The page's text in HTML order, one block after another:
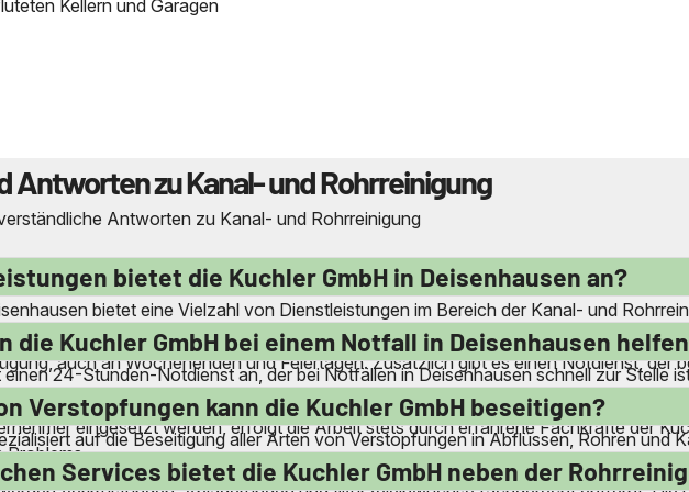
Kellern und Garagen
Antworten zu Kanal- und Rohrreinigung
Antworten zu Kanal- und Rohrreinigung
bietet die Kuchler GmbH in Deisenhausen an?
bietet eine Vielzahl von Dienstleistungen im Bereich der Kanal- und
Abflussleitungen und Druckrohrleitungen. Außerdem bieten sie eine
auch an Wochenenden und Feiertagen. Zusätzlich gibt es einen Notdienst, der
die Kuchler GmbH bei einem Notfall in Deisenhausen
einen 24-Stunden-Notdienst an, der bei Notfällen in Deisenhausen schnell zur Stelle
reagieren. Die qualifizierten Mitarbeiter sind jederzeit erreichbar, um bei
eingesetzt werden, erfolgt die Arbeit stets durch erfahrene Fachkräfte der
Problems.
Verstopfungen kann die Kuchler GmbH beseitigen?
auf die Beseitigung aller Arten von Verstopfungen in Abflüssen, Rohren und
Badewannen und Spülbecken. Auch bei verstopften Gullys und Kanälen kann das
Services bietet die Kuchler GmbH neben der